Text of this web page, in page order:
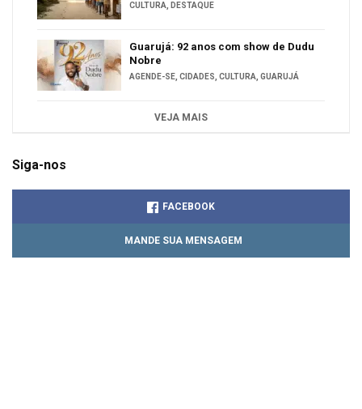
CULTURA, DESTAQUE
Guarujá: 92 anos com show de Dudu
Nobre
AGENDE-SE, CIDADES, CULTURA, GUARUJÁ
VEJA MAIS
Siga-nos
FACEBOOK
MANDE SUA MENSAGEM